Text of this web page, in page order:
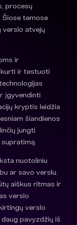
procesų
temose
verslo atvejų
ir
kurti ir testuoti
įgyvendinti
kryptis leidžia
šiandienos
jungti
nuotoliniu
ar savo verslu.
aiškus ritmas ir
verslo
verslo
pavyzdžių iš